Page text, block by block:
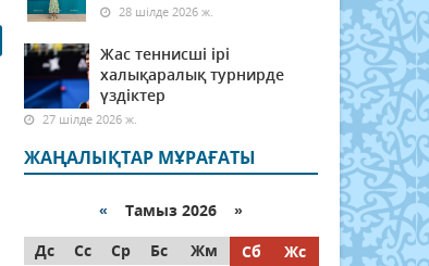
28 шілде 2026 ж.
Жас теннисші ірі
халықаралық турнирде
үздіктер
27 шілде 2026 ж.
ЖАҢАЛЫҚТАР МҰРАҒАТЫ
« Тамыз 2026 »
Дс
Сс Ср Бс Жм Сб
Жс